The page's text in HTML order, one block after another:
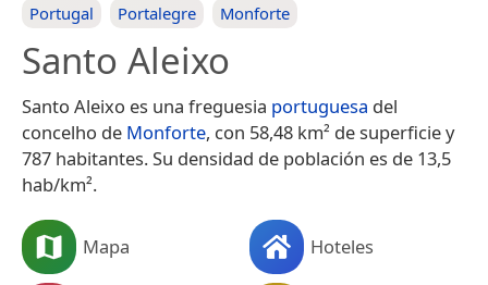
Portugal Portalegre Monforte
Santo Aleixo
Santo Aleixo es una freguesia portuguesa del
concelho de Monforte, con 58,48 km² de superficie y
787 habitantes. Su densidad de población es de 13,5
hab/km².
Mapa Hoteles